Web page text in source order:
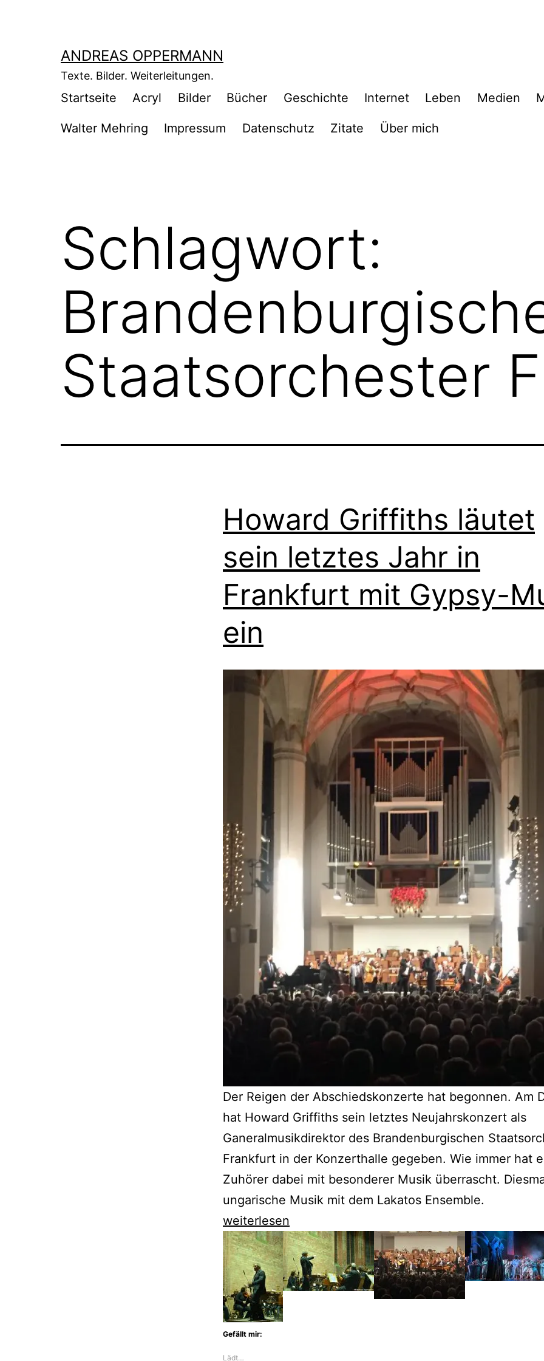
ANDREAS OPPERMANN
Texte. Bilder. Weiterleitungen.
Startseite Acryl Bilder Bücher Geschichte Internet Leben Medien
Walter Mehring Impressum Datenschutz Zitate Über mich
Schlagwort:
Staatsorchester
Howard Griffiths läutet
sein letztes Jahr in
Frankfurt mit Gypsy-
ein
Der Reigen der Abschiedskonzerte hat begonnen. Am
hat Howard Griffiths sein letztes Neujahrskonzert als
Ganeralmusikdirektor des Brandenburgischen
Frankfurt in der Konzerthalle gegeben. Wie immer hat
Zuhörer dabei mit besonderer Musik überrascht.
ungarische Musik mit dem Lakatos Ensemble.
Howard
Griffiths
läutet
sein
letztes
Jahr
weiterlesen
Gefällt mir:
Lädt…